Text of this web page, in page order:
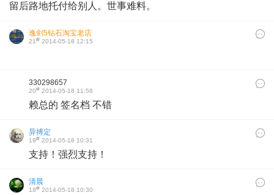
留后路地托付给别人。世事难料。
逸剑5钻石淘宝老店
21# 2014-05-18 12:15
330298657
20# 2014-05-18 11:58
赖总的 签名档 不错
异搏定
19# 2014-05-18 10:31
支持！强烈支持！
清晨
18# 2014-05-18 10:30